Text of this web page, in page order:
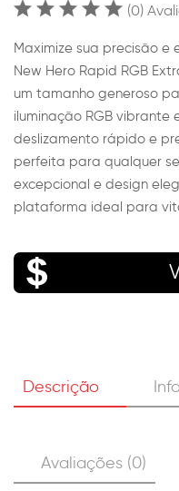
(0)
Maximize sua precisão e
New Hero Rapid RGB
um tamanho generoso
iluminação RGB
deslizamento rápido e
perfeita para qualquer
excepcional e design
plataforma ideal para
Descrição
Avaliações (0)